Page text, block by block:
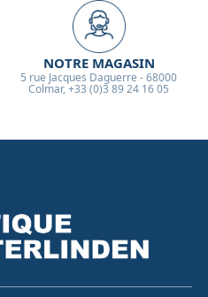
NOTRE MAGASIN
5 rue Jacques Daguerre - 68000
Colmar, +33 (0)3 89 24 16 05